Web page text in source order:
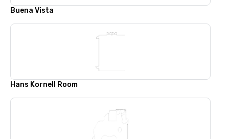
Buena Vista
Hans Kornell Room